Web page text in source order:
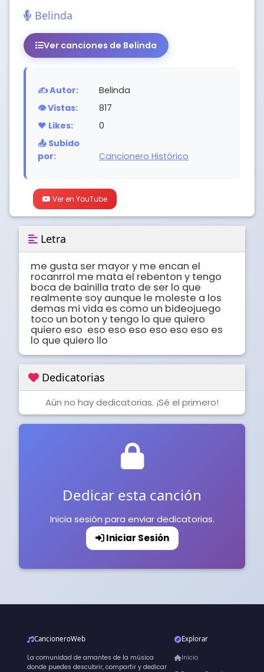
Belinda
Ver canciones de Belinda
✍️ Autor:
Belinda
👁️ Vistas:
817
❤️ Likes:
0
📤 Subido
por:
Cancionero Histórico
Ver en YouTube
Letra
me gusta ser mayor y me encan el
rocanrrol me mata el rebenton y tengo
boca de bainilla trato de ser lo que
realmente soy aunque le moleste a los
demas mi vida es como un bideojuego
toco un boton y tengo lo que quiero
quiero eso  eso eso eso eso eso eso es
lo que quiero llo
Dedicatorias
Aún no hay dedicatorias. ¡Sé el primero!
Dedicar esta canción
Inicia sesión para enviar dedicatorias.
Iniciar Sesión
CancioneroWeb
La comunidad de amantes de la música
donde puedes descubrir, compartir y dedicar
Explorar
Inicio